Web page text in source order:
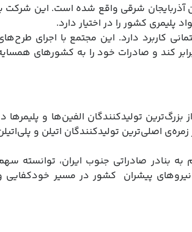
آذربایجان شرقی واقع شده است. این شرکت
کاربرد دارد. این مجتمع با اجرای
کند و صادرات خود را به کشورهای
تولیدکنندگان الفین‌ها و پلیمرها
از اواخر دهه‌ی ۱۳۷۰ آغاز شد و امروز در زمره‌ی اصلی‌ترین تولیدکنندگان اتیلن و
بنادر صادراتی جنوب ایران، توانسته
نیروهای پیشران کشور در مسیر خودکفایی